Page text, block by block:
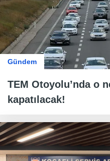
Gündem
TEM Otoyolu’nda o
kapatılacak!